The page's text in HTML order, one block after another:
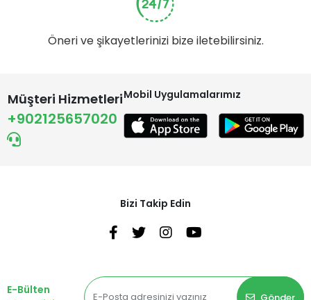
Öneri ve şikayetlerinizi bize iletebilirsiniz.
Müşteri Hizmetleri
+902125657020
Mobil Uygulamalarımız
Bizi Takip Edin
E-Bülten
Gönder